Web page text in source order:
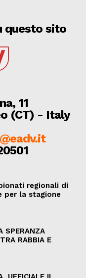
questo sito
11
(CT) - Italy
regionali di
per la stagione
SPERANZA
RABBIA E